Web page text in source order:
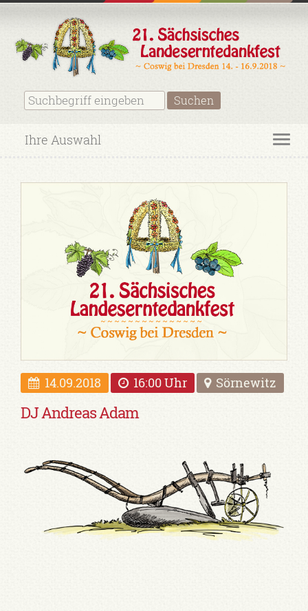
Ihre Auswahl
14.09.2018 16:00 Uhr Sörnewitz
DJ Andreas Adam